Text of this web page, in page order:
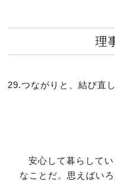
理
29.つながりと、結び直
安心して暮らして
なことだ。思えばい